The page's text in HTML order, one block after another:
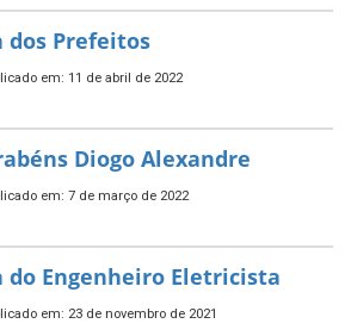
dos Prefeitos
em: 11 de abril de 2022
Diogo Alexandre
em: 7 de março de 2022
do Engenheiro Eletricista
em: 23 de novembro de 2021